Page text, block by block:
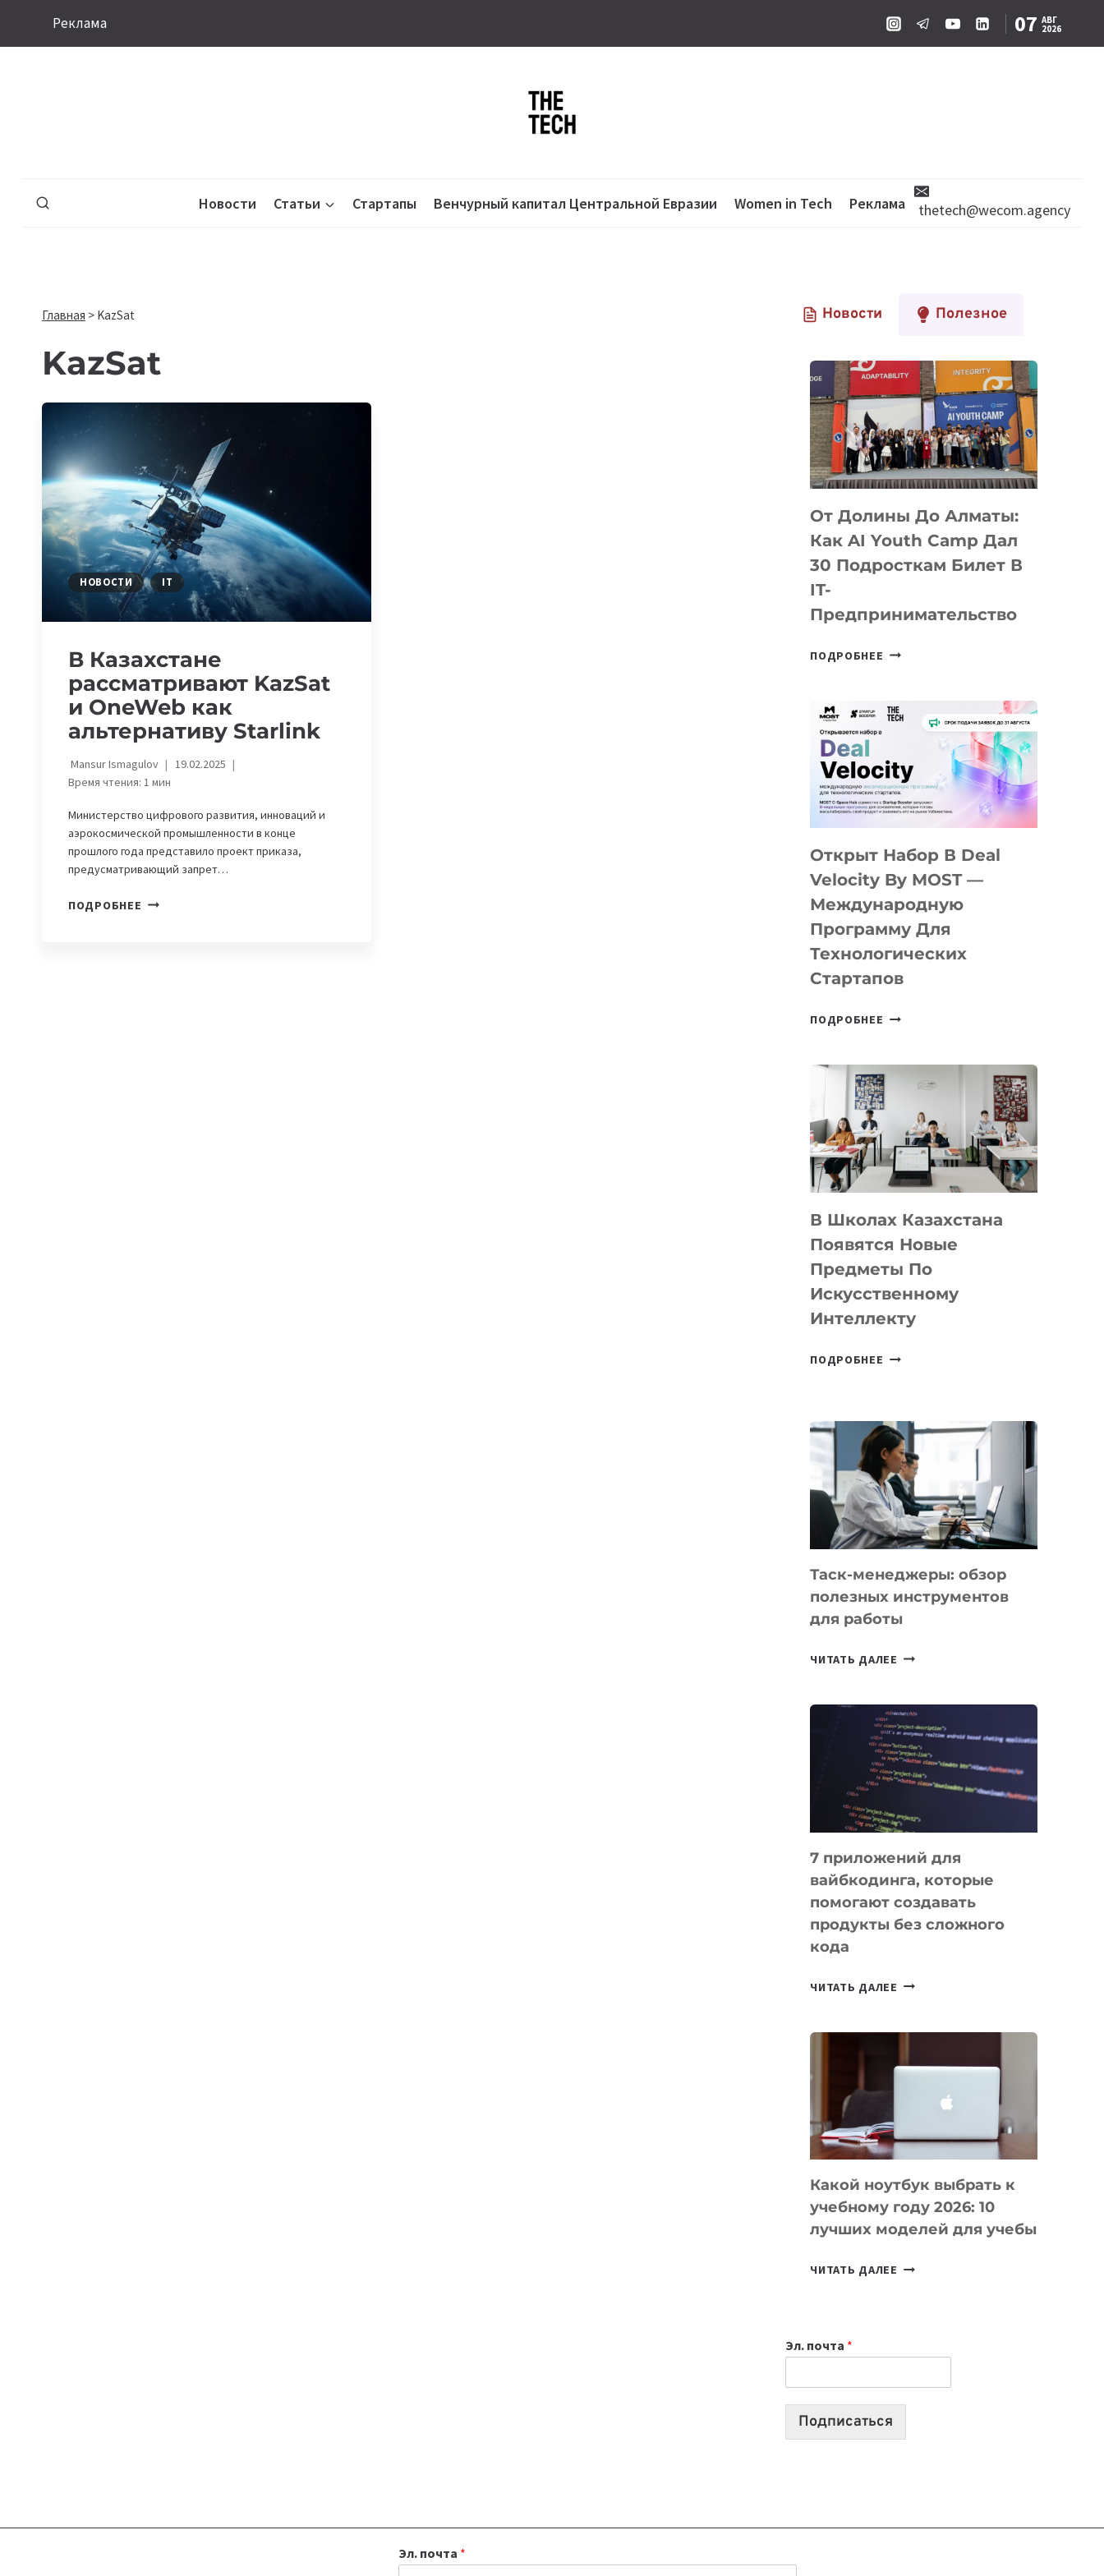
Реклама 07 АВГ
2026
Новости Статьи Стартапы Венчурный капитал Центральной Евразии Women in Tech Реклама thetech@wecom.agency
Главная > KazSat
KazSat
НОВОСТИ IT
В Казахстане
рассматривают KazSat
и OneWeb как
альтернативу Starlink
Mansur Ismagulov
19.02.2025
Время чтения: 1 мин
Министерство цифрового развития, инноваций и
аэрокосмической промышленности в конце
прошлого года представило проект приказа,
предусматривающий запрет…
ПОДРОБНЕЕ В
Новости Полезное
От Долины До Алматы:
Как AI Youth Camp Дал
30 Подросткам Билет В
IT-
Предпринимательство
ПОДРОБНЕЕ ОТ
АЛМАТЫ:
YOUTH
CAMP
ДАЛ
ПОДРОСТКАМ
БИЛЕТ
IT-
ПРЕДПРИНИМАТЕЛЬСТВО
Открыт Набор В Deal
Velocity By MOST —
Международную
Программу Для
Технологических
Стартапов
ПОДРОБНЕЕ ОТКРЫТ
DEAL
VELOCITY
MOST
—
МЕЖДУНАРОДНУЮ
ДЛЯ
ТЕХНОЛОГИЧЕСКИХ
СТАРТАПОВ
В Школах Казахстана
Появятся Новые
Предметы По
Искусственному
Интеллекту
ПОДРОБНЕЕ
НОВЫЕ
ПРЕДМЕТЫ
ПО
ИСКУССТВЕННОМУ
ИНТЕЛЛЕКТУ
Таск-менеджеры: обзор
полезных инструментов
для работы
ЧИТАТЬ ДАЛЕЕ ТАСК-
ПОЛЕЗНЫХ
ИНСТРУМЕНТОВ
ДЛЯ
РАБОТЫ
7 приложений для
вайбкодинга, которые
помогают создавать
продукты без сложного
кода
ЧИТАТЬ ДАЛЕЕ
КОТОРЫЕ
СОЗДАВАТЬ
БЕЗ
КОДА
Какой ноутбук выбрать к
учебному году 2026: 10
лучших моделей для учебы
ЧИТАТЬ ДАЛЕЕ КАКОЙ
2026:
10
Эл. почта *
Подписаться
Эл. почта *